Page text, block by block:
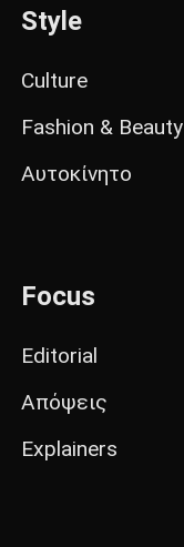
Style
Culture
Fashion & Beauty
Αυτοκίνητο
Focus
Editorial
Απόψεις
Explainers